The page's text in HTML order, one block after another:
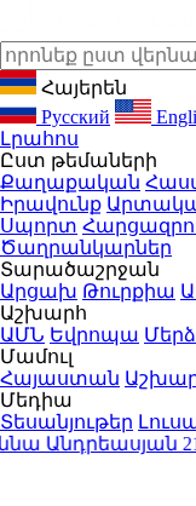
Հայերեն
Русский
Լրահոս
Ըստ թեմաների
Քաղաքական
Իրավունք
Սպորտ
Ծաղրանկարներ
Տարածաշրջան
Արցախ Թուրքիա
Աշխարհ
ԱՄՆ Եվրոպա
Մամուլ
Հայաստան
Մեդիա
Տեսանյութեր
Անդրեասյան21:10